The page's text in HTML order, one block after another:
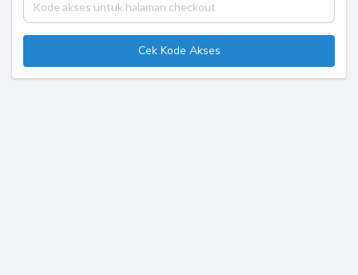
Cek Kode Akses